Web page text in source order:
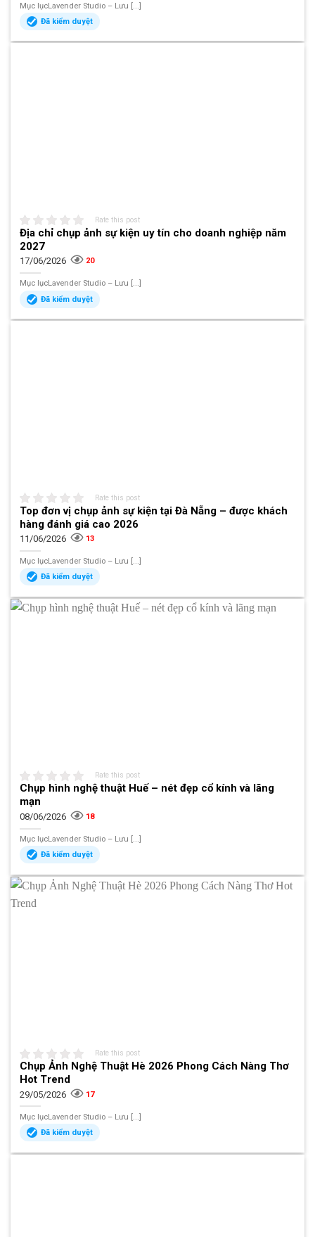
Mục lụcLavender Studio – Lưu [...]
Đã kiểm duyệt
Rate this post
Địa chỉ chụp ảnh sự kiện uy tín cho doanh nghiệp năm
2027
17/06/2026 20
Mục lụcLavender Studio – Lưu [...]
Đã kiểm duyệt
Rate this post
Top đơn vị chụp ảnh sự kiện tại Đà Nẵng – được khách
hàng đánh giá cao 2026
11/06/2026 13
Mục lụcLavender Studio – Lưu [...]
Đã kiểm duyệt
Rate this post
Chụp hình nghệ thuật Huế – nét đẹp cổ kính và lãng
mạn
08/06/2026 18
Mục lụcLavender Studio – Lưu [...]
Đã kiểm duyệt
Rate this post
Chụp Ảnh Nghệ Thuật Hè 2026 Phong Cách Nàng Thơ
Hot Trend
29/05/2026 17
Mục lụcLavender Studio – Lưu [...]
Đã kiểm duyệt